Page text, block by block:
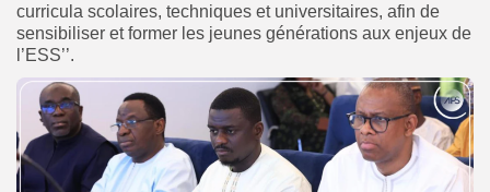
curricula scolaires, techniques et universitaires, afin de
sensibiliser et former les jeunes générations aux enjeux de
l’ESS’’.